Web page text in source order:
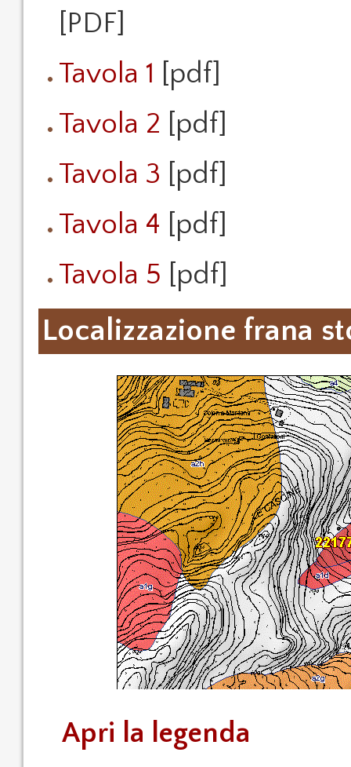
[PDF]
Tavola 1 [pdf]
Tavola 2 [pdf]
Tavola 3 [pdf]
Tavola 4 [pdf]
Tavola 5 [pdf]
Localizzazione frana
Apri la legenda